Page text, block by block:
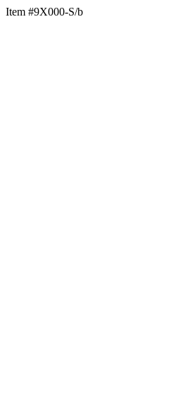
Item #9X000-S/b